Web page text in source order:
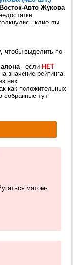
Авто Жукова
клиенты
чтобы выделить по-
- если НЕТ
значение рейтинга.
них
как положительных
собранные тут
матом-